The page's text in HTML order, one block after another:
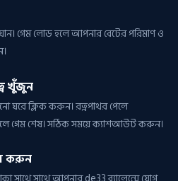
গেম লোড হলে আপনার বেটের পরিমাণ ও
খুঁজুন
ঘরে ক্লিক করুন। রত্নপাথর পেলে
পেলে গেম শেষ। সঠিক সময়ে ক্যাশআউট করুন।
করুন